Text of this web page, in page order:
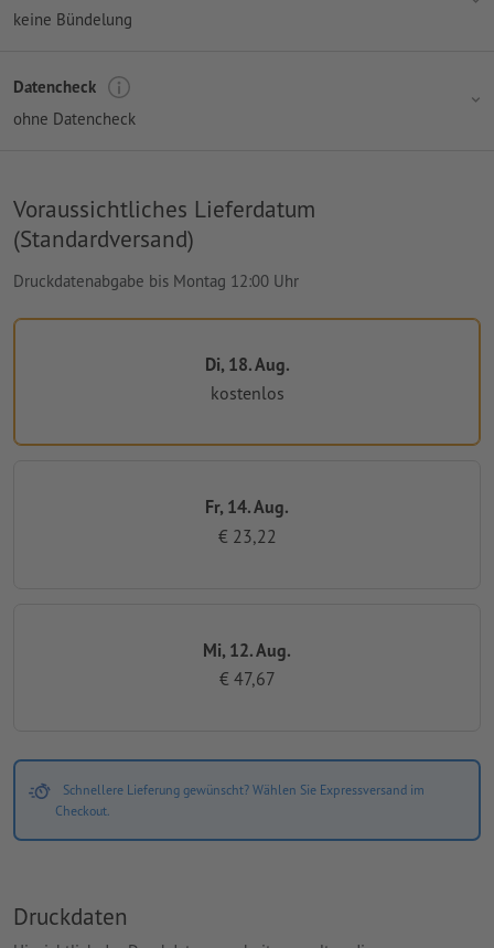
keine Bündelung
Datencheck
ohne Datencheck
Voraussichtliches Lieferdatum
(Standardversand)
Druckdatenabgabe bis Montag 12:00 Uhr
Di, 18. Aug.
kostenlos
Fr, 14. Aug.
€ 23,22
Mi, 12. Aug.
€ 47,67
Schnellere Lieferung gewünscht? Wählen Sie Expressversand im
Checkout.
Druckdaten